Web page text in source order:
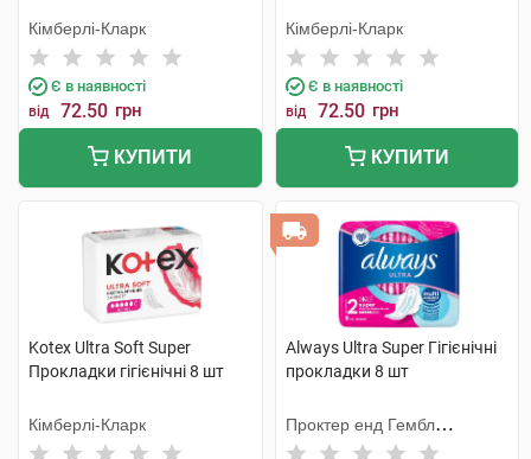
Кімберлі-Кларк
Є в наявності
від 72.50 грн
КУПИТИ
Кімберлі-Кларк
Є в наявності
від 72.50 грн
КУПИТИ
Kotex Ultra Soft Super
Прокладки гігієнічні 8 шт
Кімберлі-Кларк
Always Ultra Super Гігієнічні
прокладки 8 шт
Проктер енд Гембл
Мануфекчурінг